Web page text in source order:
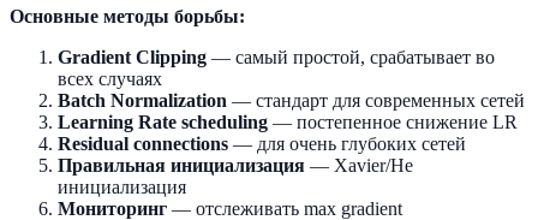
Основные методы борьбы:
Gradient Clipping — самый простой, срабатывает во
всех случаях
Batch Normalization — стандарт для современных сетей
Learning Rate scheduling — постепенное снижение LR
Residual connections — для очень глубоких сетей
Правильная инициализация — Xavier/He
инициализация
Мониторинг — отслеживать max gradient